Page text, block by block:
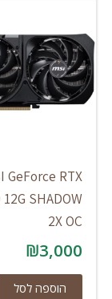
GeForce RTX
SHADOW
2X OC
₪3,000
הוספה לסל